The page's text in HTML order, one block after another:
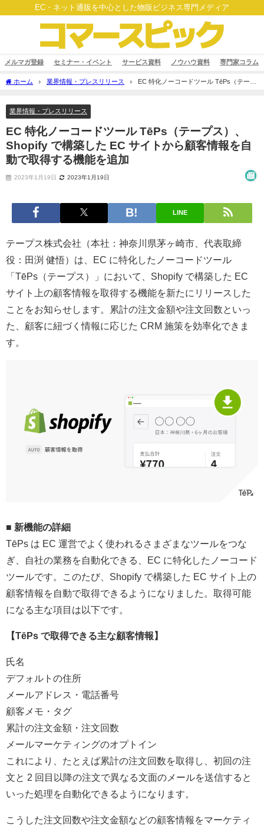
EC・ネット通販を中心とした物販ビジネス専門メディア
メルマガ登録 セミナー・イベント サービス資料 ノウハウ資料 専門家コラム
ホーム 業界情報・プレスリリース
EC 特化ノーコードツール TēPs（テープ
業界情報・プレスリリース
EC 特化ノーコードツール TēPs（テープス）、
Shopify で構築した EC サイトから顧客情報を自
動で取得する機能を追加
2023年1月19日 2023年1月19日
LINE
テープス株式会社（本社：神奈川県茅ヶ崎市、代表取締
役：田渕 健悟）は、EC に特化したノーコードツール
「TēPs（テープス）」において、Shopify で構築した EC
サイト上の顧客情報を取得する機能を新たにリリースした
ことをお知らせします。累計の注文金額や注文回数といっ
た、顧客に紐づく情報に応じた CRM 施策を効率化できま
す。
■ 新機能の詳細
TēPs は EC 運営でよく使われるさまざまなツールをつな
ぎ、自社の業務を自動化できる、EC に特化したノーコード
ツールです。このたび、Shopify で構築した EC サイト上の
顧客情報を自動で取得できるようになりました。取得可能
になる主な項目は以下です。
【TēPs で取得できる主な顧客情報】
氏名
デフォルトの住所
メールアドレス・電話番号
顧客メモ・タグ
累計の注文金額・注文回数
メールマーケティングのオプトイン
これにより、たとえば累計の注文回数を取得し、初回の注
文と 2 回目以降の注文で異なる文面のメールを送信すると
いった処理を自動化できるようになります。
こうした注文回数や注文金額などの顧客情報をマーケティ